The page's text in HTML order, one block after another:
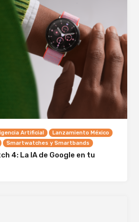
Artificial
Lanzamiento México
Smartwatches y Smartbands
4: La IA de Google en tu